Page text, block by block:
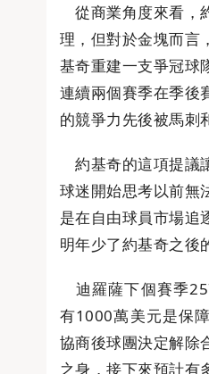
從商業角度來看，
理，但對於金塊而言
基奇重建一支爭冠球
連續兩個賽季在季後
的競爭力先後被馬刺
約基奇的這項提議
球迷開始思考以前無
是在自由球員市場追
明年少了約基奇之後
迪羅薩下個賽季
有1000萬美元是保
協商後球團決定解除
之身，接下來預計有